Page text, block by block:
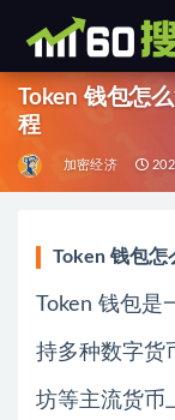
Token 钱包怎么注册？附带比特股移动钱包使用教
程
加密经济
Token 钱包怎
Token 钱包是
持多种数字货
坊等主流货币